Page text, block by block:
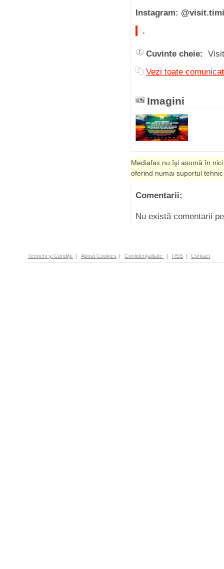
Instagram:
.
Cuvinte cheie:
Vezi toate
Imagini
Mediafax nu îşi asumă în
oferind numai suportul
Comentarii:
Nu există comentarii
Termeni şi Condiţii | About Cookies | Confidenţialitate | RSS | Contact